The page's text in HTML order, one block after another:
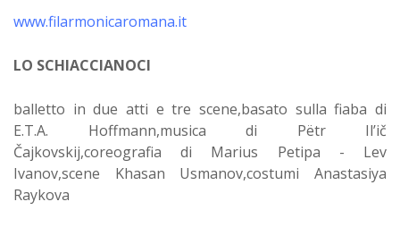
www.filarmonicaromana.it
LO SCHIACCIANOCI
balletto in due atti e tre scene,basato sulla fiaba di
E.T.A. Hoffmann,musica di Pëtr Il’ič
Čajkovskij,coreografia di Marius Petipa - Lev
Ivanov,scene Khasan Usmanov,costumi Anastasiya
Raykova